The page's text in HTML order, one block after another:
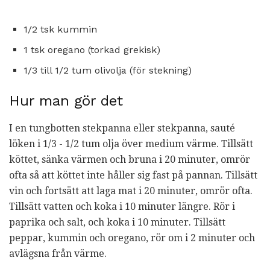
1/2 tsk kummin
1 tsk oregano (torkad grekisk)
1/3 till 1/2 tum olivolja (för stekning)
Hur man gör det
I en tungbotten stekpanna eller stekpanna, sauté
löken i 1/3 - 1/2 tum olja över medium värme. Tillsätt
köttet, sänka värmen och bruna i 20 minuter, omrör
ofta så att köttet inte håller sig fast på pannan. Tillsätt
vin och fortsätt att laga mat i 20 minuter, omrör ofta.
Tillsätt vatten och koka i 10 minuter längre. Rör i
paprika och salt, och koka i 10 minuter. Tillsätt
peppar, kummin och oregano, rör om i 2 minuter och
avlägsna från värme.